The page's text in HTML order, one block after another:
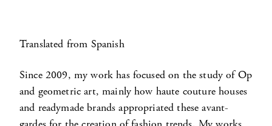
Translated from Spanish
Since 2009, my work has focused on the study of Op
and geometric art, mainly how haute couture houses
and readymade brands appropriated these avant-